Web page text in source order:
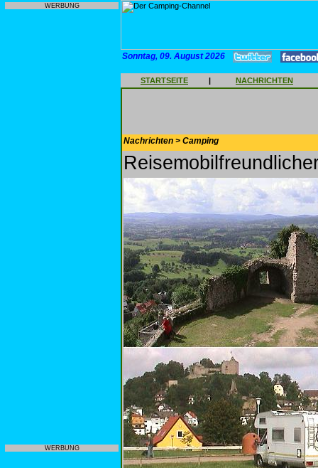
WERBUNG
WERBUNG
Sonntag, 09. August 2026
STARTSEITE | NACHRICHTEN
Nachrichten > Camping